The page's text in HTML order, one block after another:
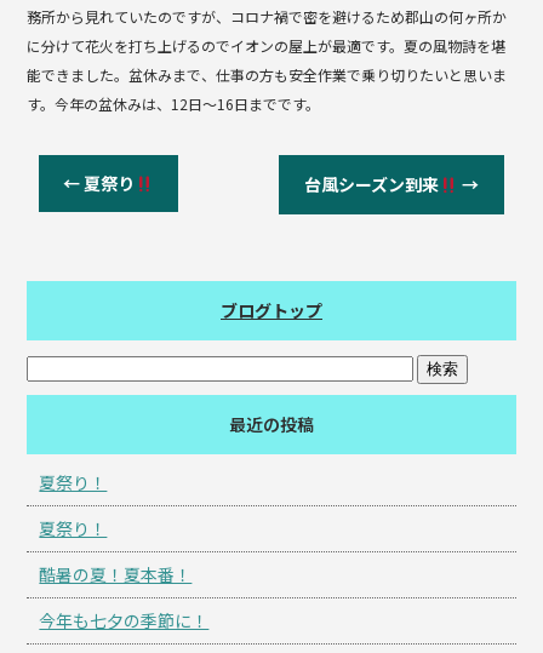
務所から見れていたのですが、コロナ禍で密を避けるため郡山の何ヶ所か
に分けて花火を打ち上げるのでイオンの屋上が最適です。夏の風物詩を堪
能できました。盆休みまで、仕事の方も安全作業で乗り切りたいと思いま
す。今年の盆休みは、12日〜16日までです。
←夏祭り 台風シーズン到来 →
ブログトップ
最近の投稿
夏祭り！
夏祭り！
酷暑の夏！夏本番！
今年も七夕の季節に！